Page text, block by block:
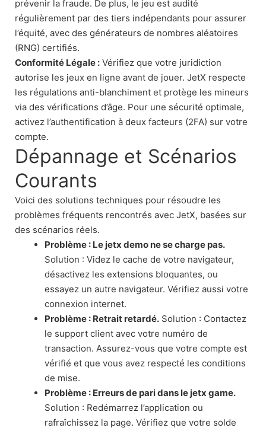
prévenir la fraude. De plus, le jeu est audité
régulièrement par des tiers indépendants pour assurer
l’équité, avec des générateurs de nombres aléatoires
(RNG) certifiés.
Conformité Légale : Vérifiez que votre juridiction
autorise les jeux en ligne avant de jouer. JetX respecte
les régulations anti-blanchiment et protège les mineurs
via des vérifications d’âge. Pour une sécurité optimale,
activez l’authentification à deux facteurs (2FA) sur votre
compte.
Dépannage et Scénarios
Courants
Voici des solutions techniques pour résoudre les
problèmes fréquents rencontrés avec JetX, basées sur
des scénarios réels.
Problème : Le jetx demo ne se charge pas.
Solution : Videz le cache de votre navigateur,
désactivez les extensions bloquantes, ou
essayez un autre navigateur. Vérifiez aussi votre
connexion internet.
Problème : Retrait retardé. Solution : Contactez
le support client avec votre numéro de
transaction. Assurez-vous que votre compte est
vérifié et que vous avez respecté les conditions
de mise.
Problème : Erreurs de pari dans le jetx game.
Solution : Redémarrez l’application ou
rafraîchissez la page. Vérifiez que votre solde